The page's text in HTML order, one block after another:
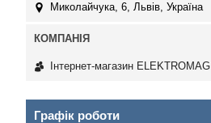
Миколайчука, 6, Львів, Україна
Інтернет-магазин ELEKTROMAG
Графік роботи